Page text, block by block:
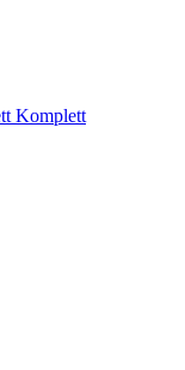
Komplett